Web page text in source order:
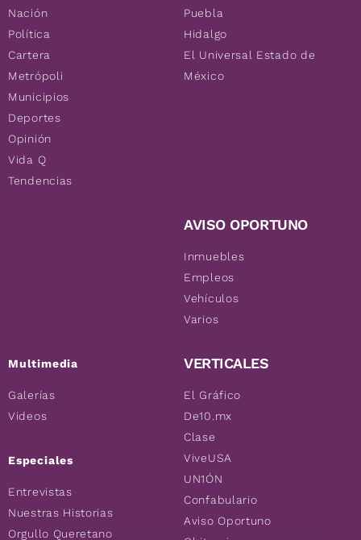
Nación
Política
Cartera
Metrópoli
Municipios
Deportes
Opinión
Vida Q
Tendencias
Multimedia
Galerías
Videos
Especiales
Entrevistas
Nuestras Historias
Orgullo Queretano
Puebla
Hidalgo
El Universal Estado de
México
AVISO OPORTUNO
Inmuebles
Empleos
Vehículos
Varios
VERTICALES
El Gráfico
De10.mx
Clase
ViveUSA
UN1ÓN
Confabulario
Aviso Oportuno